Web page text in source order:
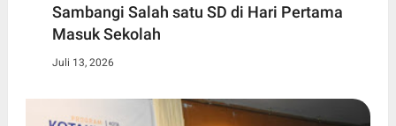
Sambangi Salah satu SD di Hari Pertama
Masuk Sekolah
Juli 13, 2026